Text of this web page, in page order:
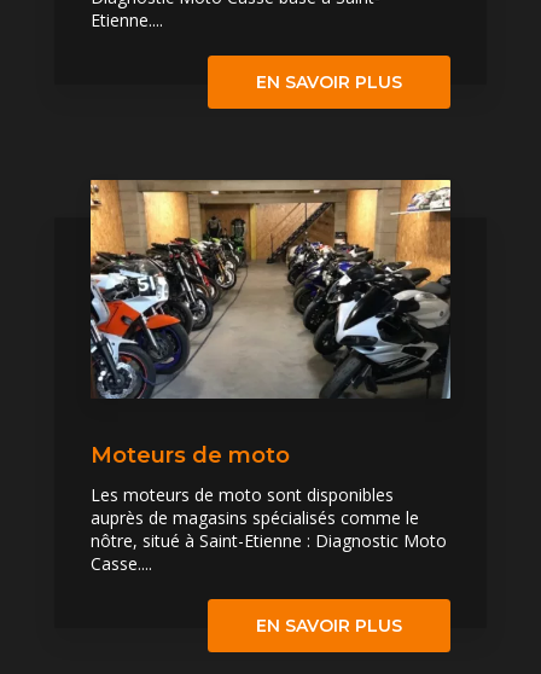
Etienne....
EN SAVOIR PLUS
Moteurs de moto
Les moteurs de moto sont disponibles
auprès de magasins spécialisés comme le
nôtre, situé à Saint-Etienne : Diagnostic Moto
Casse....
EN SAVOIR PLUS